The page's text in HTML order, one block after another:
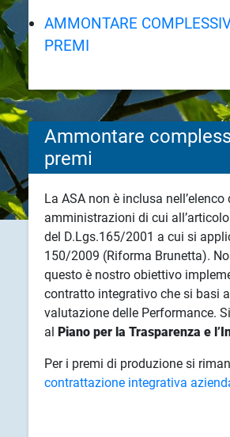
AMMONTARE
PREMI
Ammontare
premi
La ASA non è inclusa nell’elenco
amministrazioni di cui
del D.Lgs.165/2001 a cui si
150/2009 (Riforma Brunetta).
questo è nostro obiettivo
contratto integrativo che si basi
valutazione delle Performance.
al
Piano per la Trasparenza e
Per i premi di produzione si
contrattazione integrativa